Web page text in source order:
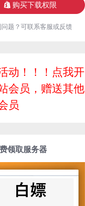
购买下载权限
题？可联系客服或反馈
动！！！点我开
会员，赠送其他
员
领取服务器